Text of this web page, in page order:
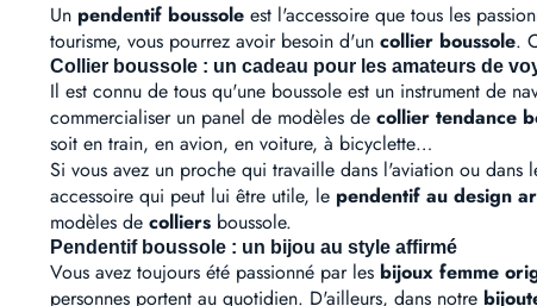
Un pendentif boussole est l'accessoire que tous les
tourisme, vous pourrez avoir besoin d'un collier boussole.
Collier boussole : un cadeau pour les amateurs de
Il est connu de tous qu'une boussole est un instrument de
commercialiser un panel de modèles de collier tendance
soit en train, en avion, en voiture, à bicyclette…
Si vous avez un proche qui travaille dans l'aviation ou
accessoire qui peut lui être utile, le pendentif au design
modèles de colliers boussole.
Pendentif boussole : un bijou au style affirmé
Vous avez toujours été passionné par les bijoux femme
personnes portent au quotidien. D'ailleurs, dans notre